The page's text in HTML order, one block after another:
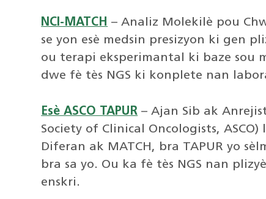
NCI-MATCH – Analiz Molekilè pou
se yon esè medsin presizyon ki gen
ou terapi eksperimantal ki baze sou
dwe fè tès NGS ki konplete nan
Esè ASCO TAPUR – Ajan Sib ak
Society of Clinical Oncologists,
Diferan ak MATCH, bra TAPUR yo
bra sa yo. Ou ka fè tès NGS nan
enskri.